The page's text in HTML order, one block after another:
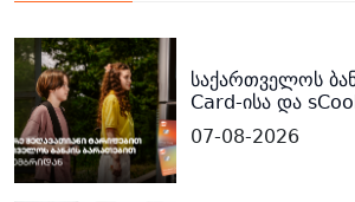
საქართველოს
Card-ისა და
07-08-2026